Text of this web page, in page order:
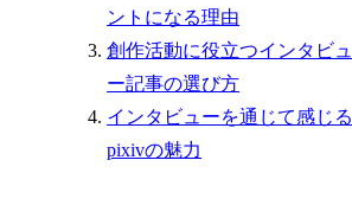
ントになる理由
創作活動に役立つインタビュ
ー記事の選び方
インタビューを通じて感じる
pixivの魅力